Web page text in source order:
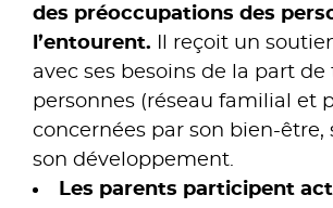
des préoccupations des
l’entourent. Il reçoit un
avec ses besoins de la part de
personnes (réseau familial et
concernées par son bien-être,
son développement.
Les parents participent